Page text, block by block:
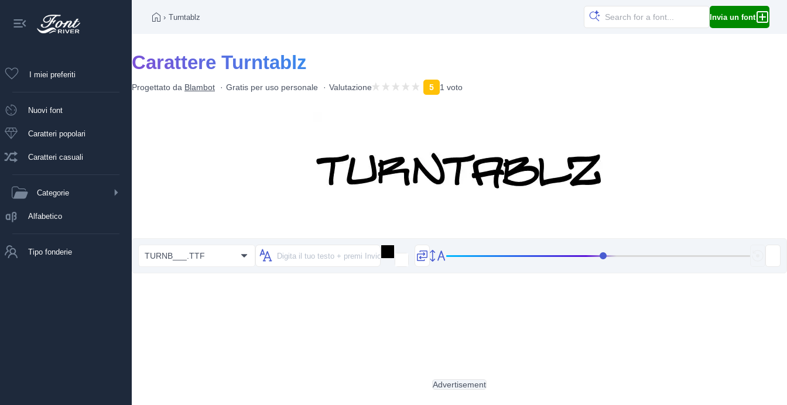
I miei preferiti
Nuovi font
Caratteri popolari
Caratteri casuali
Categorie
Alfabetico
Tipo fonderie
› Turntablz Invia un font
Carattere Turntablz
Progettato da Blambot Gratis per uso personale Valutazione 5 1 voto
TURNB___.TTF
Advertisement